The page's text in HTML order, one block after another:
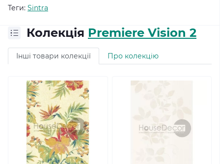
Теги: Sintra
Колекція Premiere Vision 2
Інші товари колекції Про колекцію